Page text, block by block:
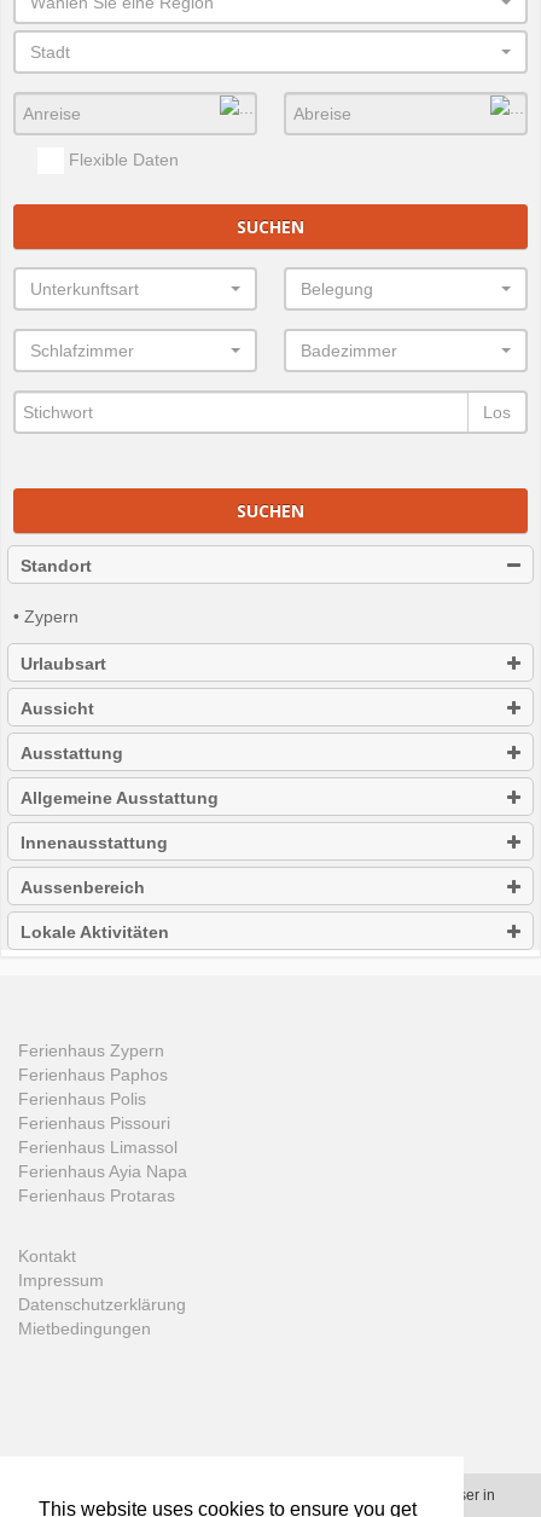
This website uses cookies to ensure you get
Stadt
Flexible Daten
SUCHEN
Unterkunftsart Belegung
Schlafzimmer Badezimmer
Los
SUCHEN
Standort
• Zypern
Urlaubsart
Aussicht
Ausstattung
Allgemeine Ausstattung
Innenausstattung
Aussenbereich
Lokale Aktivitäten
Ferienhaus Zypern
Ferienhaus Paphos
Ferienhaus Polis
Ferienhaus Pissouri
Ferienhaus Limassol
Ferienhaus Ayia Napa
Ferienhaus Protaras
Kontakt
Impressum
Datenschutzerklärung
Mietbedingungen
© 2006 - 2026 - Prime-Villas.net - All rights reserved - Ferienhäuser in